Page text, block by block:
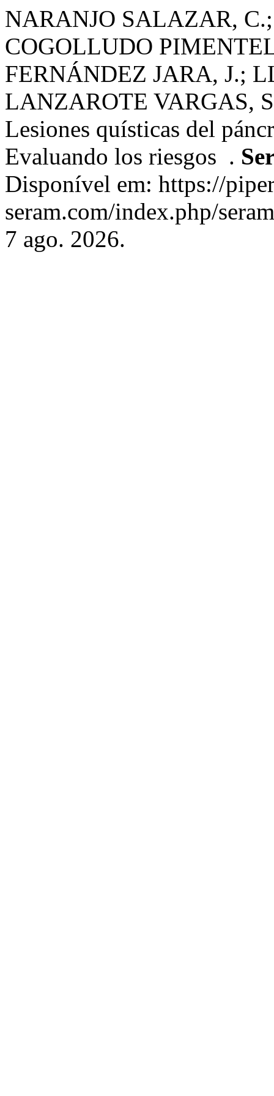
NARANJO SALAZAR,
COGOLLUDO
FERNÁNDEZ JARA, J.;
LANZAROTE VARGAS,
Lesiones quísticas del
Evaluando los riesgos .
Disponível em: https://
seram.com/index.php/
7 ago. 2026.